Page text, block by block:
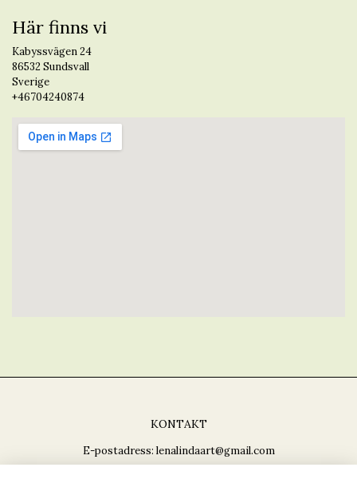
Här finns vi
Kabyssvägen 24
86532 Sundsvall
Sverige
+46704240874
KONTAKT
E-postadress: lenalindaart@gmail.com